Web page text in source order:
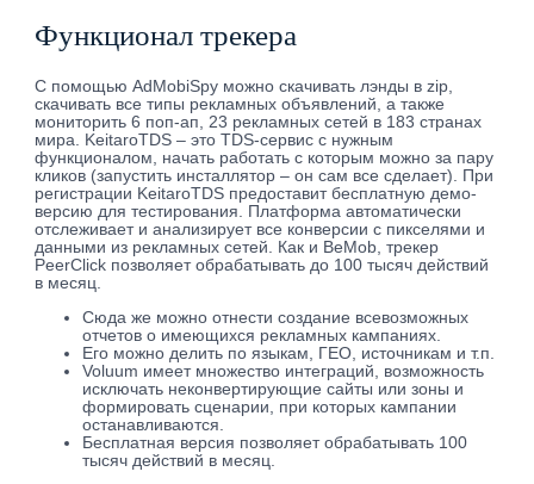
Функционал трекера
С помощью AdMobiSpy можно скачивать лэнды в zip,
скачивать все типы рекламных объявлений, а также
мониторить 6 поп-ап, 23 рекламных сетей в 183 странах
мира. KeitaroTDS – это TDS-сервис с нужным
функционалом, начать работать с которым можно за пару
кликов (запустить инсталлятор – он сам все сделает). При
регистрации KeitaroTDS предоставит бесплатную демо-
версию для тестирования. Платформа автоматически
отслеживает и анализирует все конверсии с пикселями и
данными из рекламных сетей. Как и BeMob, трекер
PeerClick позволяет обрабатывать до 100 тысяч действий
в месяц.
Сюда же можно отнести создание всевозможных
отчетов о имеющихся рекламных кампаниях.
Его можно делить по языкам, ГЕО, источникам и т.п.
Voluum имеет множество интеграций, возможность
исключать неконвертирующие сайты или зоны и
формировать сценарии, при которых кампании
останавливаются.
Бесплатная версия позволяет обрабатывать 100
тысяч действий в месяц.